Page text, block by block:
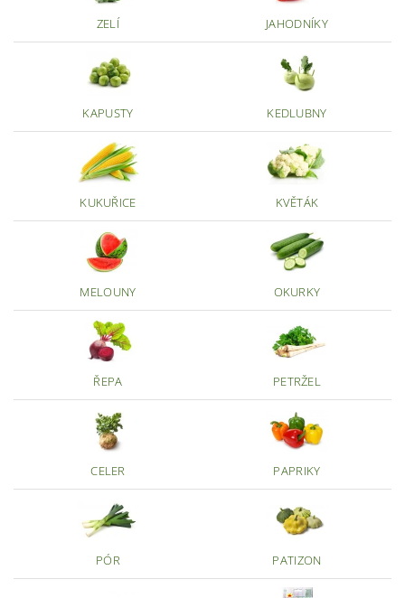
ZELÍ JAHODNÍKY
KAPUSTY KEDLUBNY
KUKUŘICE KVĚTÁK
MELOUNY OKURKY
ŘEPA PETRŽEL
CELER PAPRIKY
PÓR PATIZON